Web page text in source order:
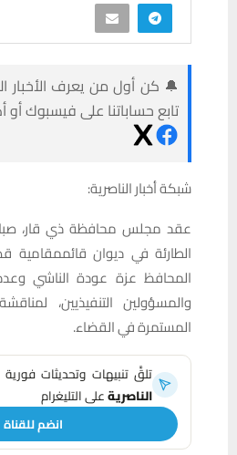
🔔 كن أول من يعرف الأخبار
تابع حساباتنا على فيسبوك
شبكة أخبار الناصرية:
عقد مجلس محافظة ذي قار، صباح
الطارئة في ديوان قائممقامية
المحافظ عزة عودة الناشي
والمسؤولين التنفيذيين،
المستمرة في القضاء.
تلقَّ تنبيهات وتحديثات فورية
الناصريةعلى التليغرام
انضم للقناة